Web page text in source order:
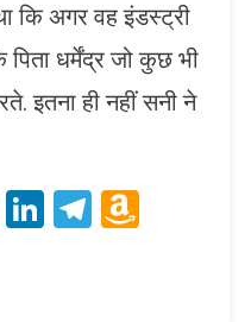
कि अगर वह इंडस्ट्री
धर्मेंद्र जो कुछ भी
इतना ही नहीं सनी ने
LinkedIn
Telegram